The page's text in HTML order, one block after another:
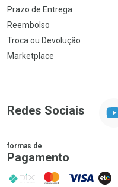
Prazo de Entrega
Reembolso
Troca ou Devolução
Marketplace
Redes Sociais
formas de
Pagamento
PIX MasterCard
VISA ELO